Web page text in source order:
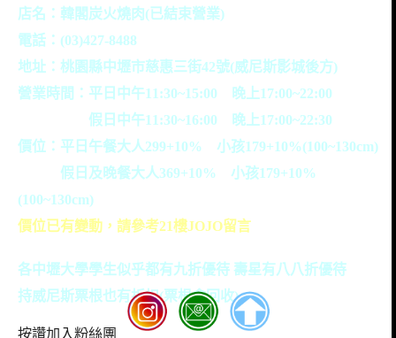
店名：韓閣炭火燒肉(已結束營業)
電話：(03)427-8488
地址：桃園縣中壢市慈惠三街42號(威尼斯影城後方)
營業時間：平日中午11:30~15:00 晚上17:00~22:00
假日中午11:30~16:00 晚上17:00~22:30
價位：平日午餐大人299+10% 小孩179+10%(100~130cm)
假日及晚餐大人369+10% 小孩179+10%
(100~130cm)
價位已有變動，請參考21樓JOJO留言
各中壢大學學生似乎都有九折優待 壽星有八八折優待
持威尼斯票根也有折扣(票根會回收)
按讚加入粉絲團